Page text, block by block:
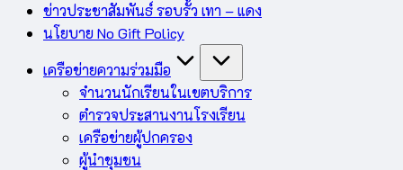
ข่าวประชาสัมพันธ์ รอบรั้ว เทา – แดง
นโยบาย No Gift Policy
เครือข่ายความร่วมมือ
จำนวนนักเรียนในเขตบริการ
ตำรวจประสานงานโรงเรียน
เครือข่ายผู้ปกครอง
ผู้นำชุมชน